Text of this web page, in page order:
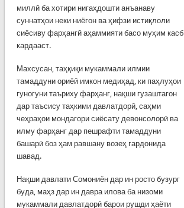
миллӣ ба хотири нигаҳдошти анъанаву
суннатҳои неки ниёгон ва ҳифзи истиқлоли
сиёсиву фарҳангӣ аҳаммияти басо муҳим касб
кардааст.
Махсусан, таҳқиқи мукаммали илмии
тамаддуни ориёӣ имкон медиҳад, ки паҳлуҳои
гуногуни таъриху фарҳанг, нақши гузаштагон
дар таъсису таҳкими давлатдорӣ, саҳми
чеҳраҳои мондагори сиёсату девонсолорӣ ва
илму фарҳанг дар пешрафти тамаддуни
башарӣ боз ҳам равшану возеҳ гардонида
шавад.
Нақши давлати Сомониён дар ин росто бузург
буда, маҳз дар ин давра илова ба низоми
мукаммали давлатдорӣ барои рушди ҳаёти